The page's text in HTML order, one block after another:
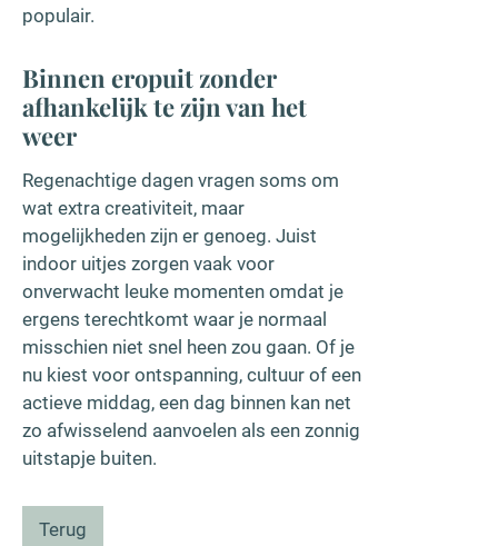
populair.
Binnen eropuit zonder
afhankelijk te zijn van het
weer
Regenachtige dagen vragen soms om
wat extra creativiteit, maar
mogelijkheden zijn er genoeg. Juist
indoor uitjes zorgen vaak voor
onverwacht leuke momenten omdat je
ergens terechtkomt waar je normaal
misschien niet snel heen zou gaan. Of je
nu kiest voor ontspanning, cultuur of een
actieve middag, een dag binnen kan net
zo afwisselend aanvoelen als een zonnig
uitstapje buiten.
Terug